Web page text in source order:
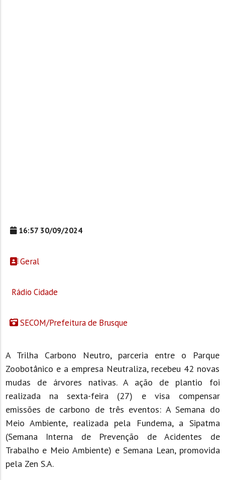
16:57 30/09/2024
Geral
Rádio Cidade
SECOM/Prefeitura de Brusque
A Trilha Carbono Neutro, parceria entre o Parque
Zoobotânico e a empresa Neutraliza, recebeu 42 novas
mudas de árvores nativas. A ação de plantio foi
realizada na sexta-feira (27) e visa compensar
emissões de carbono de três eventos: A Semana do
Meio Ambiente, realizada pela Fundema, a Sipatma
(Semana Interna de Prevenção de Acidentes de
Trabalho e Meio Ambiente) e Semana Lean, promovida
pela Zen S.A.